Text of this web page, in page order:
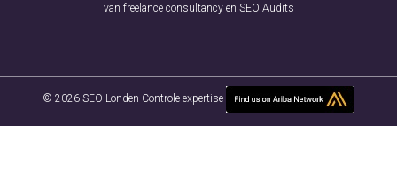
van freelance consultancy en SEO Audits
© 2026 SEO Londen Controle-expertise